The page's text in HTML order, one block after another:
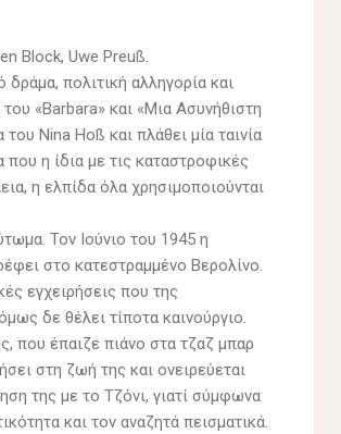
Block, Uwe Preuß.
πολιτική αλληγορία και
«Barbara» και «Μια Ασυνήθιστη
Nina Hoß και πλάθει μία ταινία
η ίδια με τις καταστροφικές
η ελπίδα όλα χρησιμοποιούνται
Τον Ιούνιο του 1945 η
στο κατεστραμμένο Βερολίνο.
εγχειρήσεις που της
δε θέλει τίποτα καινούργιο.
που έπαιζε πιάνο στα τζαζ μπαρ
στη ζωή της και ονειρεύεται
της με το Τζόνι, γιατί σύμφωνα
και τον αναζητά πεισματικά.